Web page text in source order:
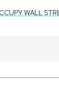
WALL